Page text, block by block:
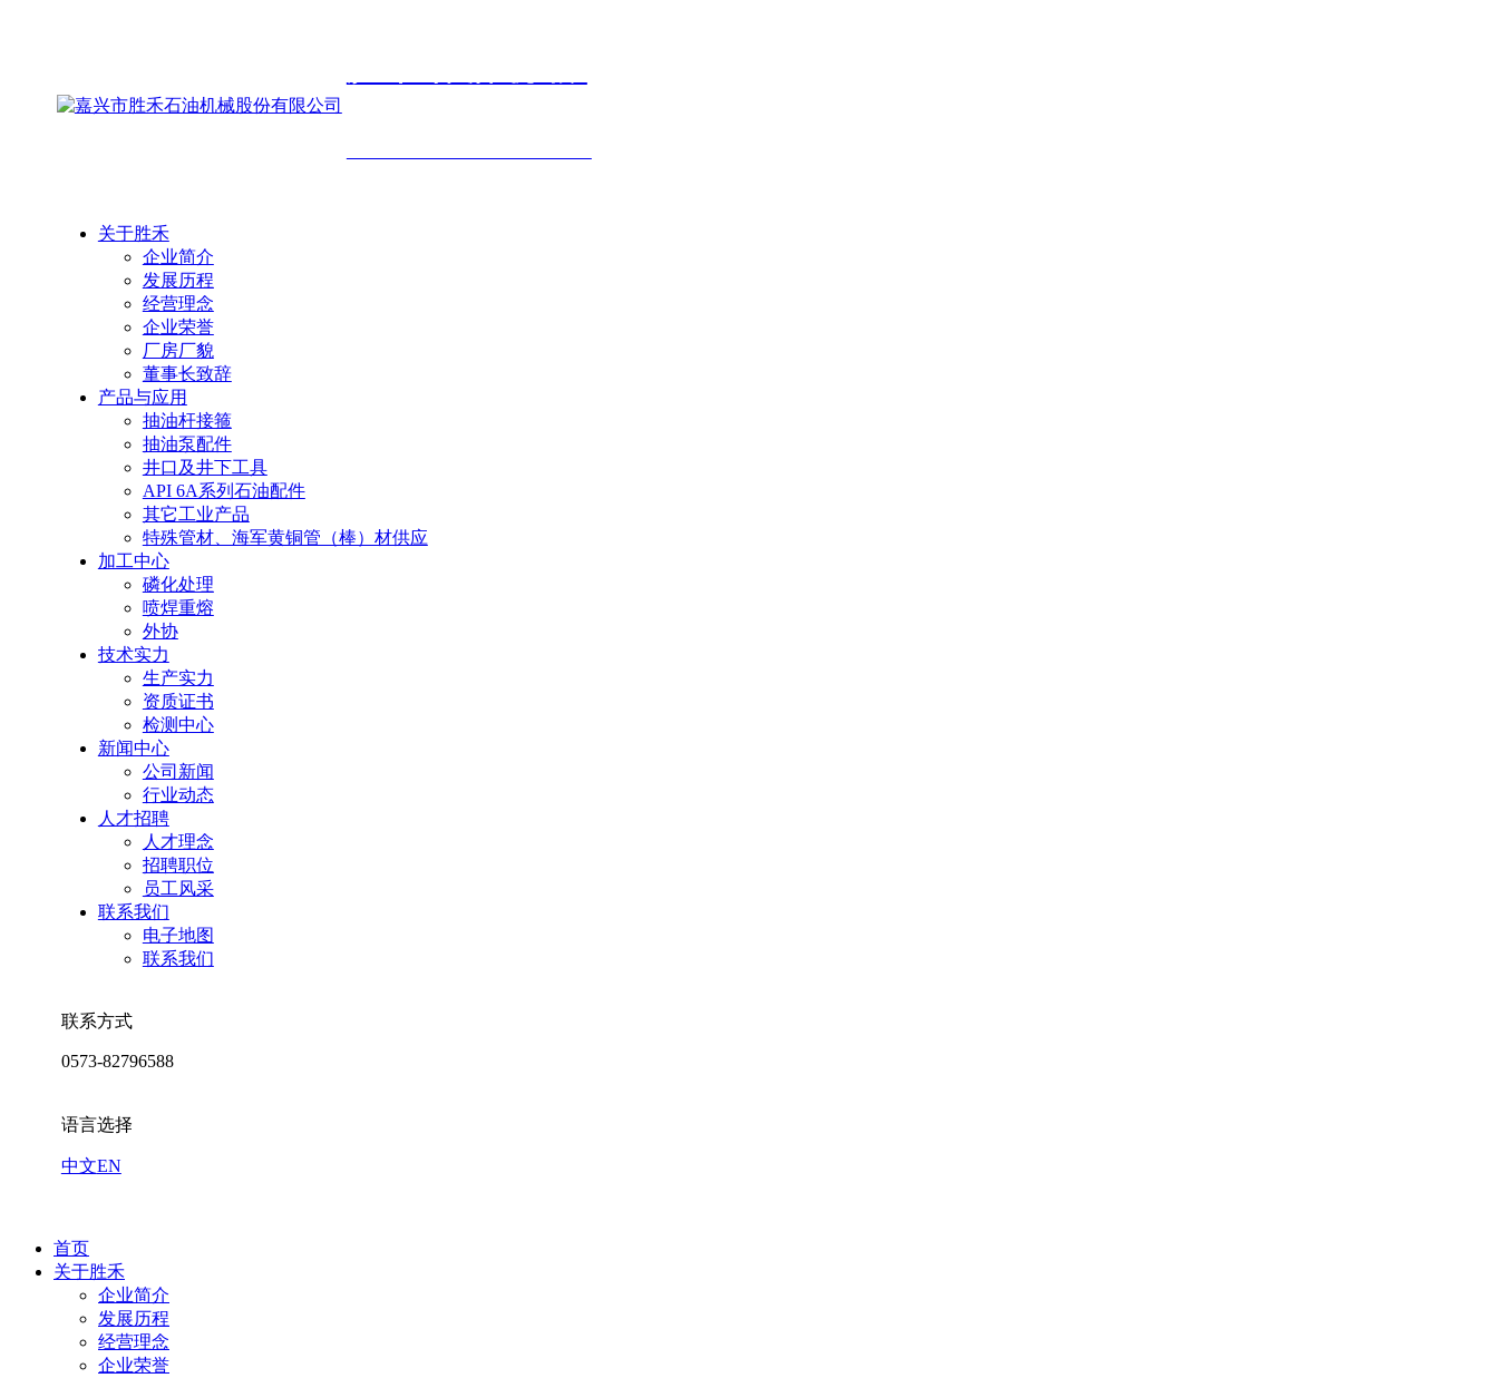
关于胜禾
企业简介
发展历程
经营理念
企业荣誉
厂房厂貌
董事长致辞
产品与应用
抽油杆接箍
抽油泵配件
井口及井下工具
API 6A系列石油配件
其它工业产品
特殊管材、海军黄铜管（棒）材供应
加工中心
磷化处理
喷焊重熔
外协
技术实力
生产实力
资质证书
检测中心
新闻中心
公司新闻
行业动态
人才招聘
人才理念
招聘职位
员工风采
联系我们
电子地图
联系我们
联系方式
0573-82796588
语言选择
中文EN
首页
关于胜禾
企业简介
发展历程
经营理念
企业荣誉